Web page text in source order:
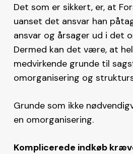
Det som er sikkert, er, at
uanset det ansvar han
ansvar og årsager ud i det
Dermed kan det være, at
medvirkende grunde til
omorganisering og
Grunde som ikke
en omorganisering.
Komplicerede indkøb